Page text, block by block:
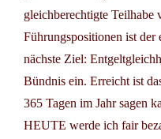
gleichberechtigte Teilhabe
Führungspositionen ist der
nächste Ziel:
Bündnis ein. Erreicht ist
365 Tagen im Jahr sagen
HEUTE werde ich fair